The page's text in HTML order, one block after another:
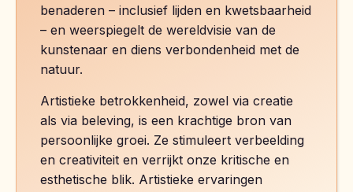
benaderen – inclusief lijden en kwetsbaarheid
– en weerspiegelt de wereldvisie van de
kunstenaar en diens verbondenheid met de
natuur.
Artistieke betrokkenheid, zowel via creatie
als via beleving, is een krachtige bron van
persoonlijke groei. Ze stimuleert verbeelding
en creativiteit en verrijkt onze kritische en
esthetische blik. Artistieke ervaringen